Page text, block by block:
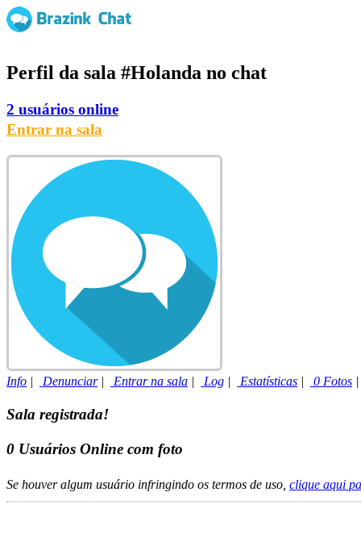
Perfil da sala #Holanda no chat
2 usuários online
Entrar na sala
Info | Denunciar| Entrar na sala | Log | Estatísticas | 0 Fotos
Sala registrada!
0 Usuários Online com foto
Se houver algum usuário infringindo os termos de uso, clique aqui